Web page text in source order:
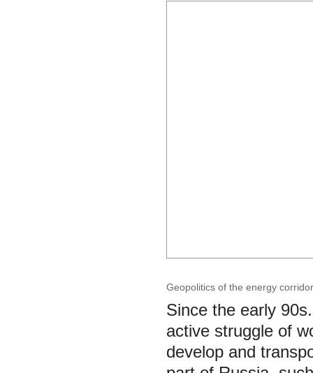
Geopolitics of the energy
Since the early
active struggle of
develop and